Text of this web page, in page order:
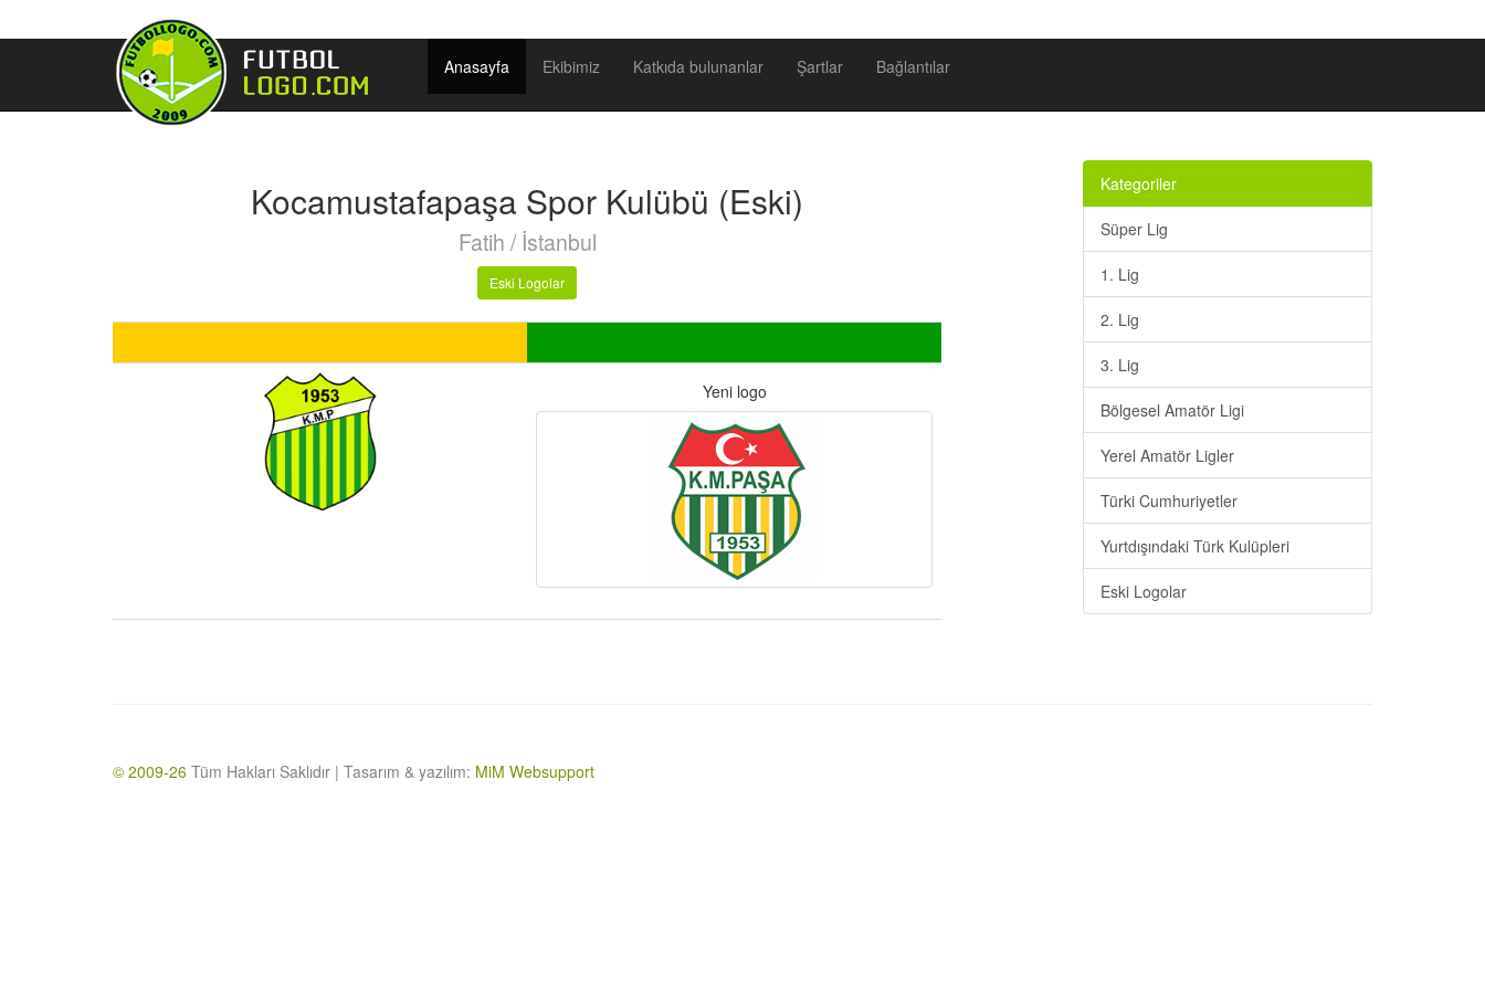
Anasayfa Ekibimiz Katkıda bulunanlar Şartlar Bağlantılar
Kocamustafapaşa Spor Kulübü (Eski)
Fatih / İstanbul
Eski Logolar
Yeni logo
Kategoriler
Süper Lig
1. Lig
2. Lig
3. Lig
Bölgesel Amatör Ligi
Yerel Amatör Ligler
Türki Cumhuriyetler
Yurtdışındaki Türk Kulüpleri
Eski Logolar
© 2009-26 Tüm Hakları Saklıdır | Tasarım & yazılım: MiM Websupport